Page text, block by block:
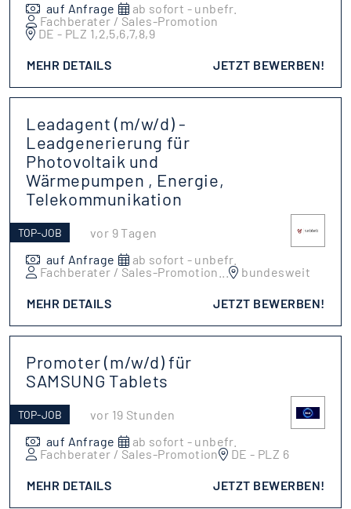
auf Anfrage
ab sofort - unbefr.
Fachberater / Sales-Promotion
DE - PLZ 1,2,5,6,7,8,9
MEHR DETAILS JETZT BEWERBEN!
Leadagent (m/w/d) -
Leadgenerierung für
Photovoltaik und
Wärmepumpen , Energie,
Telekommunikation
TOP-JOB
vor 9 Tagen
auf Anfrage
ab sofort - unbefr.
Fachberater / Sales-Promotion ... bundesweit
MEHR DETAILS JETZT BEWERBEN!
Promoter (m/w/d) für
SAMSUNG Tablets
TOP-JOB
vor 19 Stunden
auf Anfrage
ab sofort - unbefr.
Fachberater / Sales-Promotion
DE - PLZ 6
MEHR DETAILS JETZT BEWERBEN!